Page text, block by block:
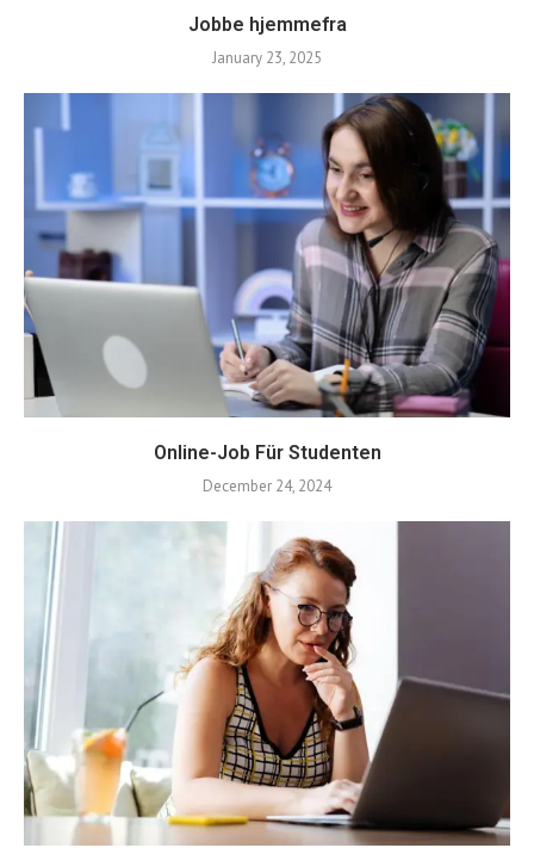
Jobbe hjemmefra
January 23, 2025
Online-Job Für Studenten
December 24, 2024